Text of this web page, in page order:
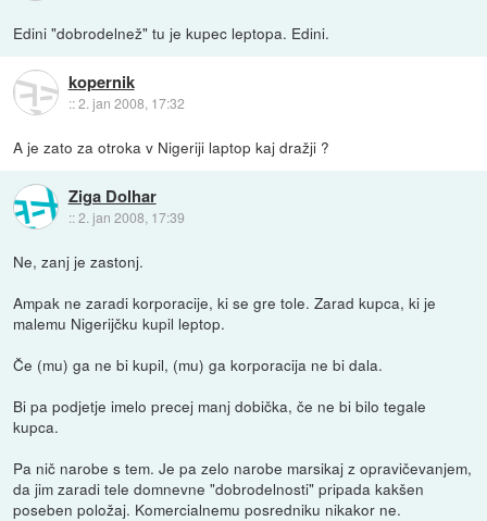
Edini "dobrodelnež" tu je kupec leptopa. Edini.
kopernik
::2. jan 2008, 17:32
A je zato za otroka v Nigeriji laptop kaj dražji ?
Ziga Dolhar
::2. jan 2008, 17:39
Ne, zanj je zastonj.
Ampak ne zaradi korporacije, ki se gre tole. Zarad kupca, ki je
malemu Nigerijčku kupil leptop.
Če (mu) ga ne bi kupil, (mu) ga korporacija ne bi dala.
Bi pa podjetje imelo precej manj dobička, če ne bi bilo tegale
kupca.
Pa nič narobe s tem. Je pa zelo narobe marsikaj z opravičevanjem,
da jim zaradi tele domnevne "dobrodelnosti" pripada kakšen
poseben položaj. Komercialnemu posredniku nikakor ne.